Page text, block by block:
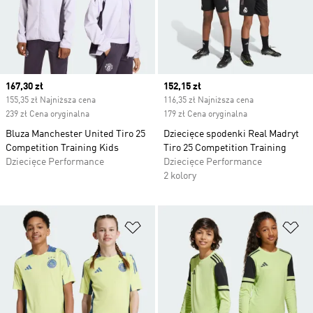
Current price
167,30 zł
155,35 zł Najniższa cena
239 zł Cena oryginalna
Bluza Manchester United Tiro 25
Competition Training Kids
Dziecięce Performance
Current price
152,15 zł
116,35 zł Najniższa cena
179 zł Cena oryginalna
Dziecięce spodenki Real Madryt
Tiro 25 Competition Training
Dziecięce Performance
2 kolory
Dodaj do listy życzeń